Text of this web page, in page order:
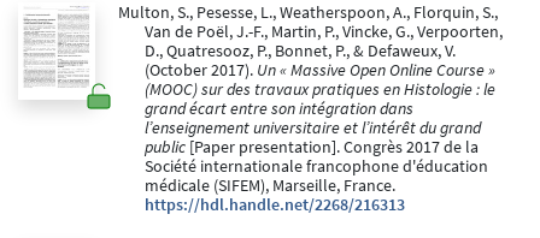
Multon, S., Pesesse, L., Weatherspoon, A., Florquin, S.,
Van de Poël, J.-F., Martin, P., Vincke, G., Verpoorten,
D., Quatresooz, P., Bonnet, P., & Defaweux, V.
(October 2017). Un « Massive Open Online Course »
(MOOC) sur des travaux pratiques en Histologie : le
grand écart entre son intégration dans
l’enseignement universitaire et l’intérêt du grand
public [Paper presentation]. Congrès 2017 de la
Société internationale francophone d'éducation
médicale (SIFEM), Marseille, France.
https://hdl.handle.net/2268/216313